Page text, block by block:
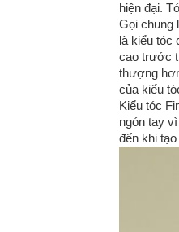
hiện đại.
Gọi chung
là kiểu tóc
cao trước
thượng
của kiểu
Kiểu tóc
ngón tay
đến khi